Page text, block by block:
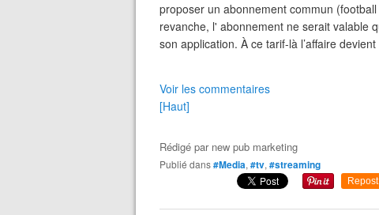
proposer un abonnement commun
revanche, l' abonnement ne serait valable
son application. À ce tarif-là l’affaire
Voir les commentaires
[Haut]
Rédigé par new pub marketing
Publié dans#Media, #tv, #streaming
Repost